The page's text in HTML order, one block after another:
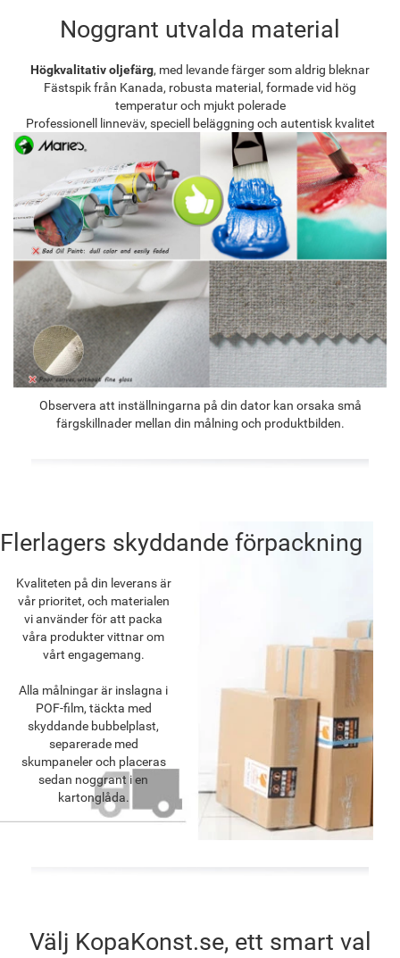
Noggrant utvalda material
Högkvalitativ oljefärg, med levande färger som aldrig bleknar
Fästspik från Kanada, robusta material, formade vid hög
temperatur och mjukt polerade
Professionell linneväv, speciell beläggning och autentisk kvalitet
Observera att inställningarna på din dator kan orsaka små
färgskillnader mellan din målning och produktbilden.
Flerlagers skyddande förpackning
Kvaliteten på din leverans är
vår prioritet, och materialen
vi använder för att packa
våra produkter vittnar om
vårt engagemang.
Alla målningar är inslagna i
POF-film, täckta med
skyddande bubbelplast,
separerade med
skumpaneler och placeras
sedan noggrant i en
kartonglåda.
Välj KopaKonst.se, ett smart val